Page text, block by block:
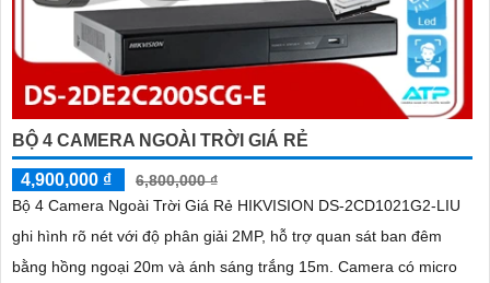
BỘ 4 CAMERA NGOÀI TRỜI GIÁ RẺ
4,900,000 ₫
6,800,000 ₫
Bộ 4 Camera Ngoài Trời Giá Rẻ HIKVISION DS-2CD1021G2-LIU
ghi hình rõ nét với độ phân giải 2MP, hỗ trợ quan sát ban đêm
bằng hồng ngoại 20m và ánh sáng trắng 15m. Camera có micro